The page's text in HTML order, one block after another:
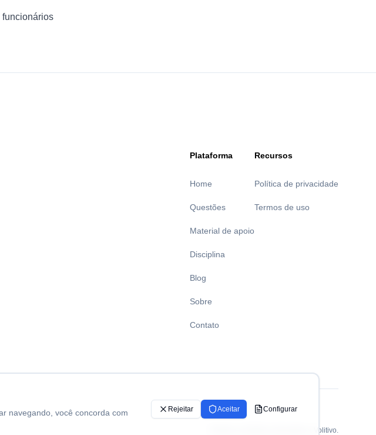
funcionários
Plataforma
Home
Questões
Material de apoio
Disciplina
Blog
Sobre
Contato
Recursos
Política de privacidade
Termos de uso
©Todos os direitos reservados a Volitivo.
navegando, você concorda com
Rejeitar Aceitar Configurar